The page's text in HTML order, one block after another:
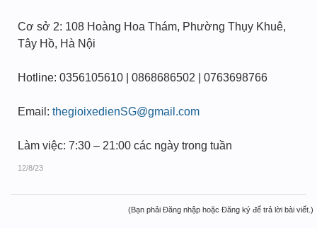
Cơ sở 2: 108 Hoàng Hoa Thám, Phường Thụy Khuê,
Tây Hồ, Hà Nội
Hotline: 0356105610 | 0868686502 | 0763698766
Email: thegioixedienSG@gmail.com
Làm việc: 7:30 – 21:00 các ngày trong tuần
12/8/23
(Bạn phải Đăng nhập hoặc Đăng ký để trả lời bài viết.)